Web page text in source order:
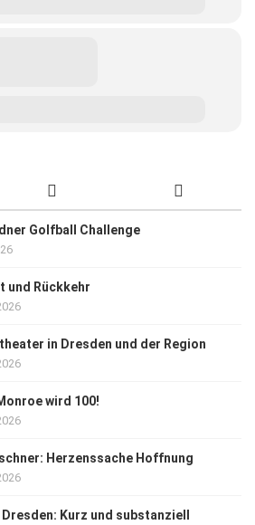
Golfball Challenge
und Rückkehr
in Dresden und der Region
wird 100!
Herzenssache Hoffnung
Kurz und substanziell